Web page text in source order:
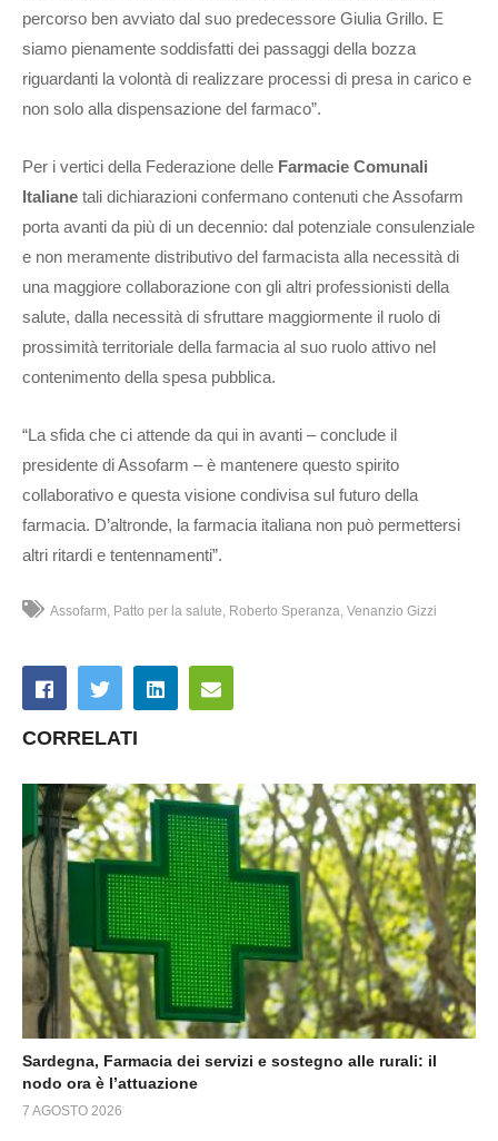
percorso ben avviato dal suo predecessore Giulia Grillo. E
siamo pienamente soddisfatti dei passaggi della bozza
riguardanti la volontà di realizzare processi di presa in carico e
non solo alla dispensazione del farmaco”.
Per i vertici della Federazione delle Farmacie Comunali
Italiane tali dichiarazioni confermano contenuti che Assofarm
porta avanti da più di un decennio: dal potenziale consulenziale
e non meramente distributivo del farmacista alla necessità di
una maggiore collaborazione con gli altri professionisti della
salute, dalla necessità di sfruttare maggiormente il ruolo di
prossimità territoriale della farmacia al suo ruolo attivo nel
contenimento della spesa pubblica.
“La sfida che ci attende da qui in avanti – conclude il
presidente di Assofarm – è mantenere questo spirito
collaborativo e questa visione condivisa sul futuro della
farmacia. D’altronde, la farmacia italiana non può permettersi
altri ritardi e tentennamenti”.
Assofarm Patto per la salute Roberto Speranza Venanzio Gizzi
CORRELATI
Sardegna, Farmacia dei servizi e sostegno alle rurali: il
nodo ora è l’attuazione
7 AGOSTO 2026